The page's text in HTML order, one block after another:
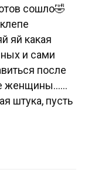
сошло🤣
яй какая
и сами
после
женщины......
штука, пусть